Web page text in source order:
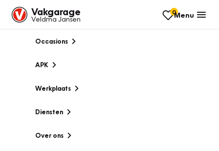
Vakgarage
Veldma Jansen
0Menu
Occasions
APK
Werkplaats
Diensten
Over ons